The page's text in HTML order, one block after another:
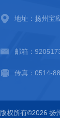
地址：扬州宝
邮箱：
传真：0514-
版权所有©2026 扬